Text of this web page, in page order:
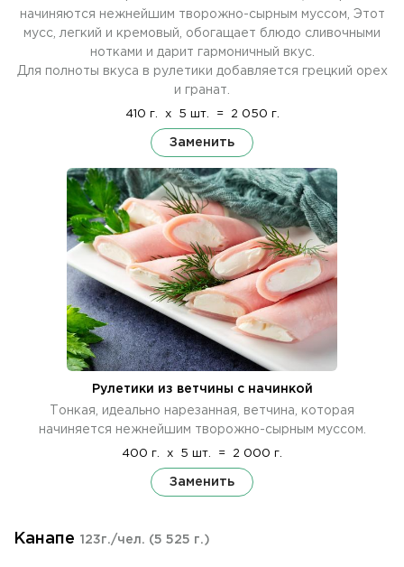
начиняются нежнейшим творожно-сырным муссом, Этот
мусс, легкий и кремовый, обогащает блюдо сливочными
нотками и дарит гармоничный вкус.
Для полноты вкуса в рулетики добавляется грецкий орех
и гранат.
410 г. x 5 шт. = 2 050 г.
Заменить
Рулетики из ветчины с начинкой
Тонкая, идеально нарезанная, ветчина, которая
начиняется нежнейшим творожно-сырным муссом.
400 г. x 5 шт. = 2 000 г.
Заменить
Канапе 123г./чел. (5 525 г.)